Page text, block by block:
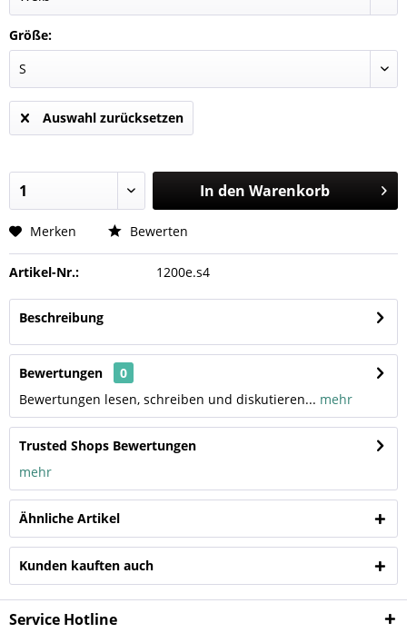
Größe:
Auswahl zurücksetzen
In den Warenkorb
Merken Bewerten
Artikel-Nr.: 1200e.s4
Beschreibung
Bewertungen
0
Bewertungen lesen, schreiben und diskutieren... mehr
Trusted Shops Bewertungen
mehr
Ähnliche Artikel
Kunden kauften auch
Service Hotline